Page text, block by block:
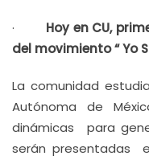
· Hoy en CU,
del movimiento “ Yo
La comunidad
Autónoma de
dinámicas para
serán presentadas